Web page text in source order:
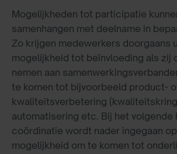
Mogelijkheden tot participatie
samenhangen met deelname in
Zo krijgen medewerkers doorgaans
mogelijkheid tot beïnvloeding als zij
nemen aan
te komen tot bijvoorbeeld product-
kwaliteitsverbetering
automatisering etc. Bij het volgende
coördinatie wordt nader ingegaan
mogelijkheid om te komen tot